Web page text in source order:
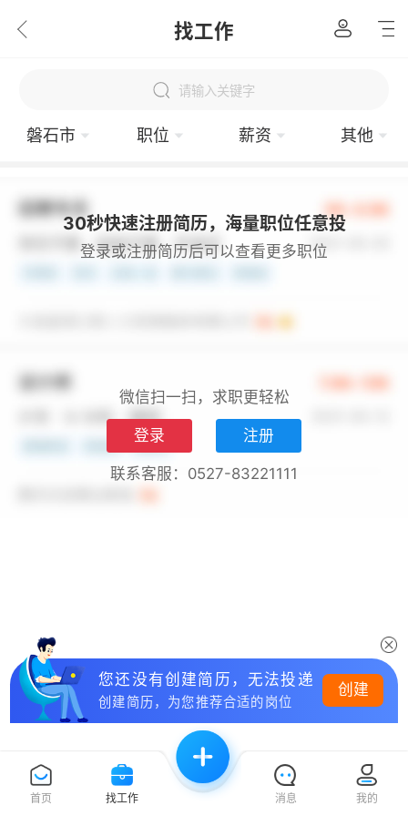
找工作
请输入关键字
磐石市 职位 薪资 其他
30秒快速注册简历，海量职位任意投
登录或注册简历后可以查看更多职位
微信扫一扫，求职更轻松
登录 注册
联系客服：0527-83221111
首页 找工作 消息 我的
您还没有创建简历，无法投递
创建简历，为您推荐合适的岗位
创建